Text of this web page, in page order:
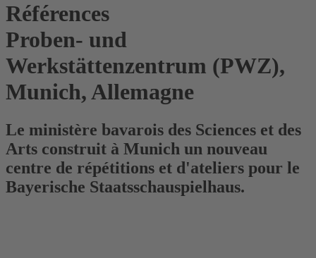
Références
Proben- und
Werkstättenzentrum (PWZ),
Munich, Allemagne
Le ministère bavarois des Sciences et des
Arts construit à Munich un nouveau
centre de répétitions et d'ateliers pour le
Bayerische Staatsschauspielhaus.